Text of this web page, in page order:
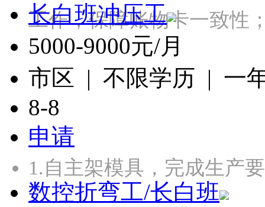
工作，保障账物卡一致
长白班冲压工
5000-9000元/月
市区 | 不限学历 | 一
8-8
申请
1.自主架模具，完成生产
数控折弯工/长白班